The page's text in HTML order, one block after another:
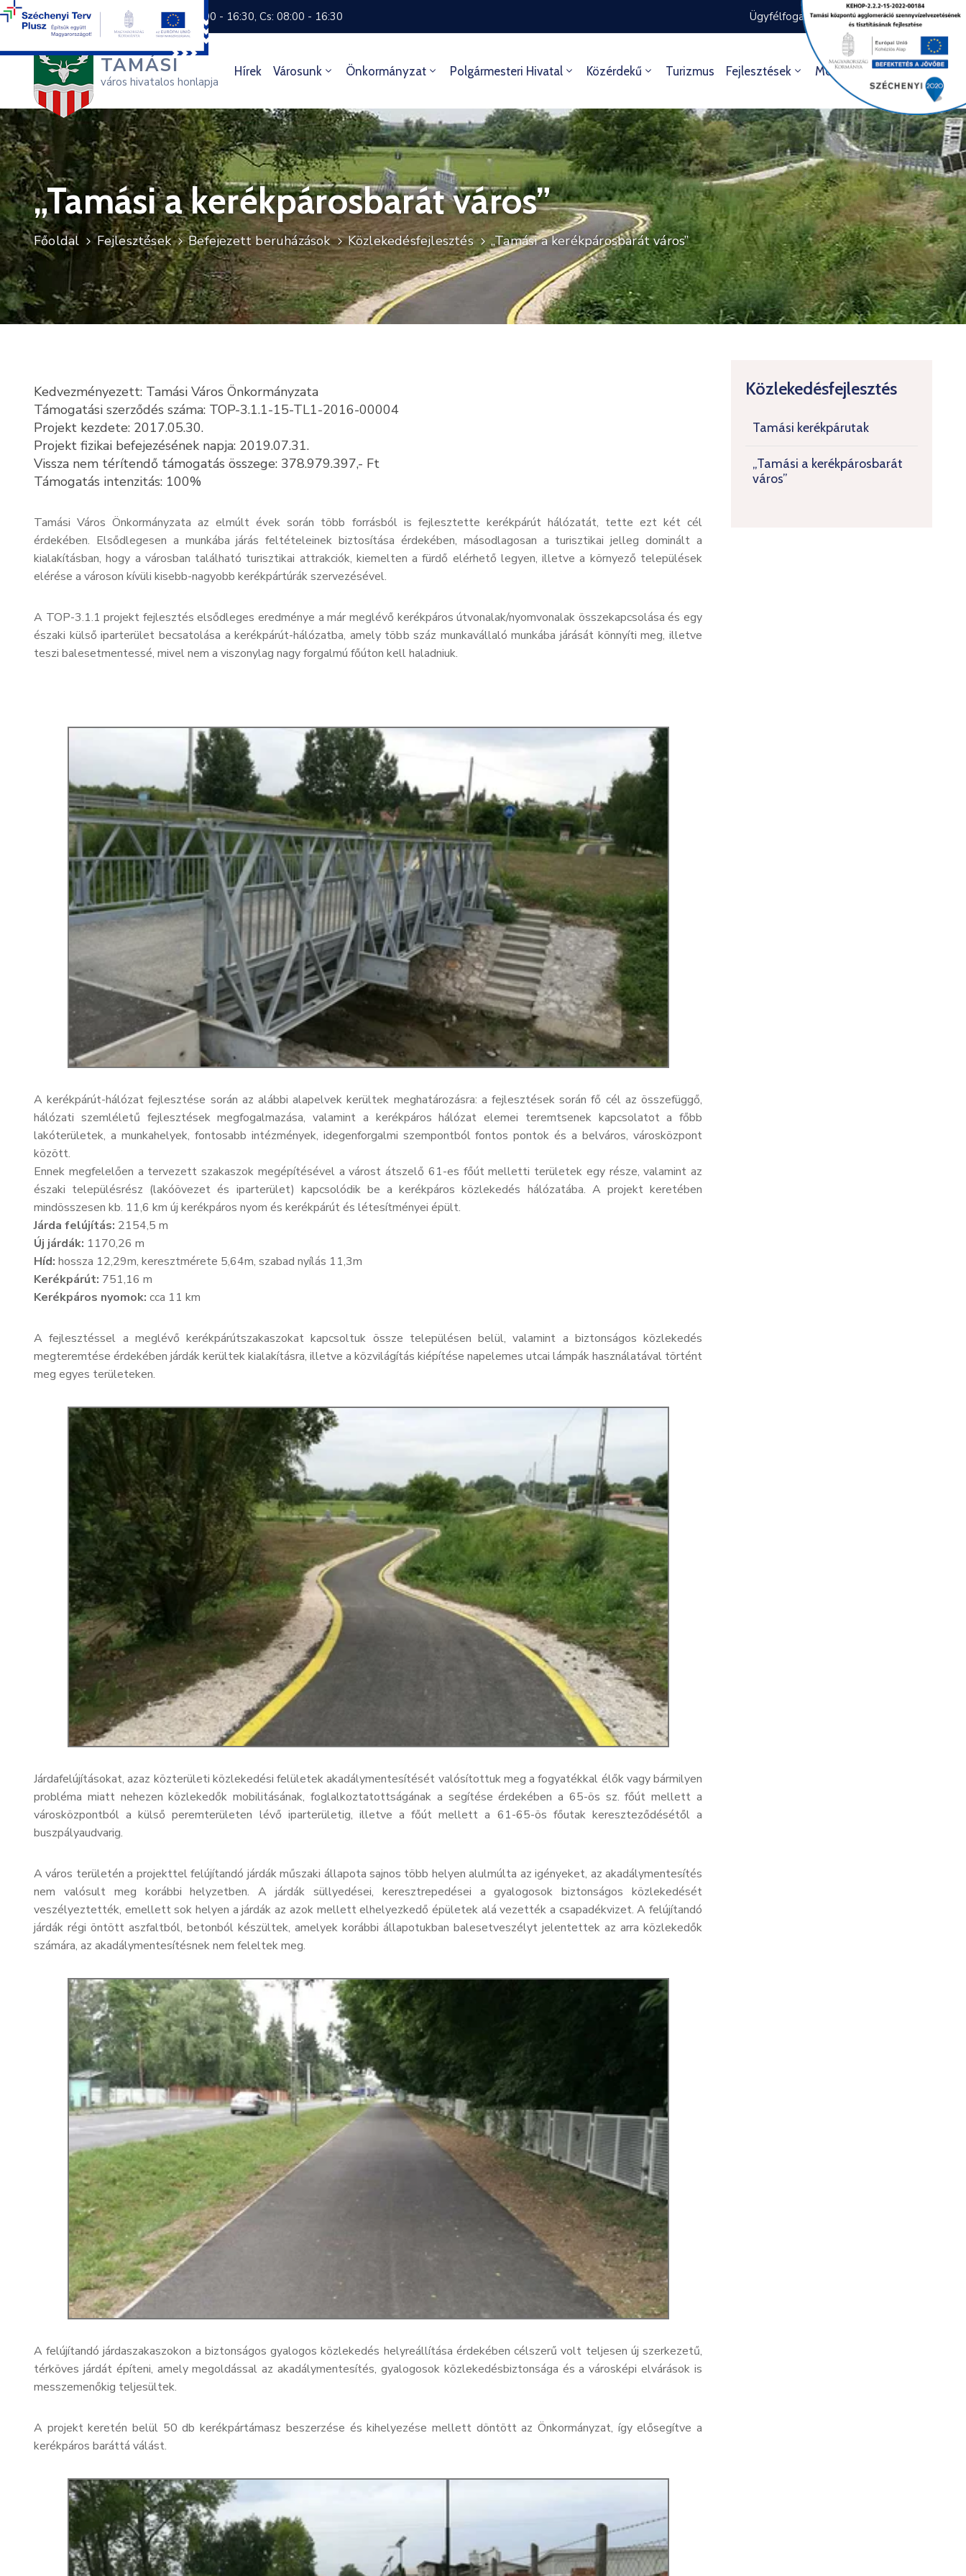
+36 74 570 800 H: 8:00 - 16:30, Cs: 08:00 - 16:30 Ügyfélfogadás rendje Ügyintézés
TAMÁSI
város hivatalos honlapja
Hírek Városunk Önkormányzat Polgármesteri Hivatal Közérdekű Turizmus Fejlesztések Média Kultúra
„Tamási a kerékpárosbarát város”
Főoldal Fejlesztések Befejezett beruházások Közlekedésfejlesztés „Tamási a kerékpárosbarát város”
Kedvezményezett: Tamási Város Önkormányzata
Támogatási szerződés száma: TOP-3.1.1-15-TL1-2016-00004
Projekt kezdete: 2017.05.30.
Projekt fizikai befejezésének napja: 2019.07.31.
Vissza nem térítendő támogatás összege: 378.979.397,- Ft
Támogatás intenzitás: 100%
Tamási Város Önkormányzata az elmúlt évek során több forrásból is fejlesztette kerékpárút hálózatát, tette ezt két cél
érdekében. Elsődlegesen a munkába járás feltételeinek biztosítása érdekében, másodlagosan a turisztikai jelleg dominált a
kialakításban, hogy a városban található turisztikai attrakciók, kiemelten a fürdő elérhető legyen, illetve a környező települések
elérése a városon kívüli kisebb-nagyobb kerékpártúrák szervezésével.
A TOP-3.1.1 projekt fejlesztés elsődleges eredménye a már meglévő kerékpáros útvonalak/nyomvonalak összekapcsolása és egy
északi külső iparterület becsatolása a kerékpárút-hálózatba, amely több száz munkavállaló munkába járását könnyíti meg, illetve
teszi balesetmentessé, mivel nem a viszonylag nagy forgalmú főúton kell haladniuk.
A kerékpárút-hálózat fejlesztése során az alábbi alapelvek kerültek meghatározásra: a fejlesztések során fő cél az összefüggő,
hálózati szemléletű fejlesztések megfogalmazása, valamint a kerékpáros hálózat elemei teremtsenek kapcsolatot a főbb
lakóterületek, a munkahelyek, fontosabb intézmények, idegenforgalmi szempontból fontos pontok és a belváros, városközpont
között.
Ennek megfelelően a tervezett szakaszok megépítésével a várost átszelő 61-es főút melletti területek egy része, valamint az
északi településrész (lakóövezet és iparterület) kapcsolódik be a kerékpáros közlekedés hálózatába. A projekt keretében
mindösszesen kb. 11,6 km új kerékpáros nyom és kerékpárút és létesítményei épült.
Járda felújítás: 2154,5 m
Új járdák: 1170,26 m
Híd: hossza 12,29m, keresztmérete 5,64m, szabad nyílás 11,3m
Kerékpárút: 751,16 m
Kerékpáros nyomok: cca 11 km
A fejlesztéssel a meglévő kerékpárútszakaszokat kapcsoltuk össze településen belül, valamint a biztonságos közlekedés
megteremtése érdekében járdák kerültek kialakításra, illetve a közvilágítás kiépítése napelemes utcai lámpák használatával történt
meg egyes területeken.
Járdafelújításokat, azaz közterületi közlekedési felületek akadálymentesítését valósítottuk meg a fogyatékkal élők vagy bármilyen
probléma miatt nehezen közlekedők mobilitásának, foglalkoztatottságának a segítése érdekében a 65-ös sz. főút mellett a
városközpontból a külső peremterületen lévő iparterületig, illetve a főút mellett a 61-65-ös főutak kereszteződésétől a
buszpályaudvarig.
A város területén a projekttel felújítandó járdák műszaki állapota sajnos több helyen alulmúlta az igényeket, az akadálymentesítés
nem valósult meg korábbi helyzetben. A járdák süllyedései, keresztrepedései a gyalogosok biztonságos közlekedését
veszélyeztették, emellett sok helyen a járdák az azok mellett elhelyezkedő épületek alá vezették a csapadékvizet. A felújítandó
járdák régi öntött aszfaltból, betonból készültek, amelyek korábbi állapotukban balesetveszélyt jelentettek az arra közlekedők
számára, az akadálymentesítésnek nem feleltek meg.
A felújítandó járdaszakaszokon a biztonságos gyalogos közlekedés helyreállítása érdekében célszerű volt teljesen új szerkezetű,
térköves járdát építeni, amely megoldással az akadálymentesítés, gyalogosok közlekedésbiztonsága és a városképi elvárások is
messzemenőkig teljesültek.
A projekt keretén belül 50 db kerékpártámasz beszerzése és kihelyezése mellett döntött az Önkormányzat, így elősegítve a
kerékpáros baráttá válást.
Közlekedésfejlesztés
Tamási kerékpárutak
„Tamási a kerékpárosbarát
város”